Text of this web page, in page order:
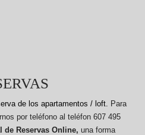
de los apartamentos / loft. Para
por teléfono al teléfon 607 495
de Reservas Online, una forma